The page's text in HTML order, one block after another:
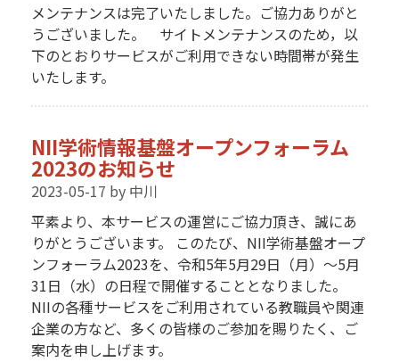
メンテナンスは完了いたしました。ご協力ありがと
うございました。 サイトメンテナンスのため，以
下のとおりサービスがご利用できない時間帯が発生
いたします。
NII学術情報基盤オープンフォーラム
2023のお知らせ
2023-05-17 by 中川
平素より、本サービスの運営にご協力頂き、誠にあ
りがとうございます。 このたび、NII学術基盤オープ
ンフォーラム2023を、令和5年5月29日（月）～5月
31日（水）の日程で開催することとなりました。
NIIの各種サービスをご利用されている教職員や関連
企業の方など、多くの皆様のご参加を賜りたく、ご
案内を申し上げます。